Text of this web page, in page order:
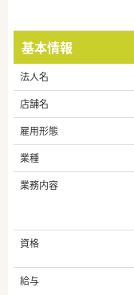
基本情報
法人名
店舗名
雇用形態
業種
業務内容
資格
給与